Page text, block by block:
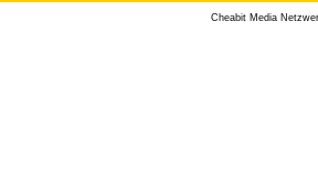
Cheabit Media